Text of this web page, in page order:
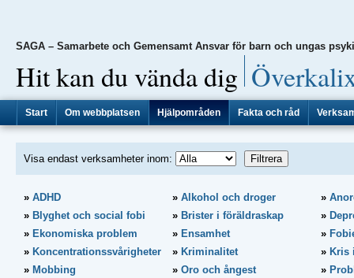
SAGA – Samarbete och Gemensamt Ansvar för barn och ungas
Hit kan du vända dig
Start Om webbplatsen Hjälpområden Fakta och råd
Visa endast verksamheter inom:
ADHD Alkohol och droger
Blyghet och social fobi
Brister i föräldraskap
Ekonomiska problem
Ensamhet
Koncentrationssvårigheter
Kriminalitet
Kris
Mobbing
Oro och ångest